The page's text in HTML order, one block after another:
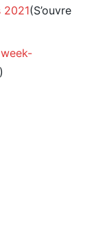
2021(S’ouvre